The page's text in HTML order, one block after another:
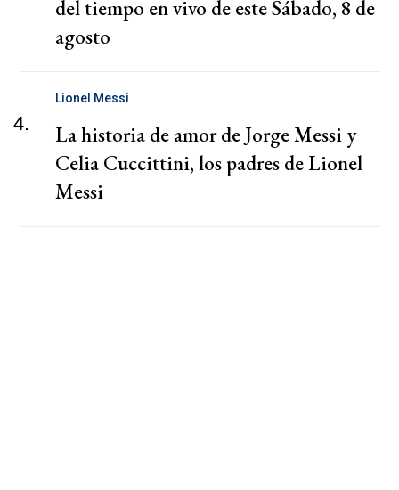
del tiempo en vivo de este Sábado, 8 de
agosto
4.
Lionel Messi
La historia de amor de Jorge Messi y
Celia Cuccittini, los padres de Lionel
Messi